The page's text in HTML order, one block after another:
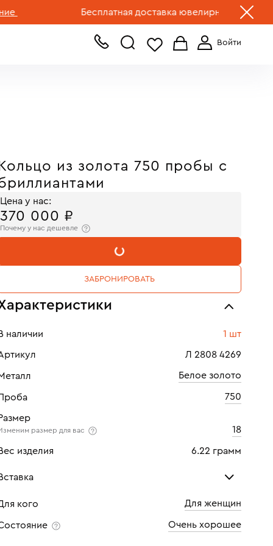
Бесплатная доставка ювелирных изделий по
+7 (499) 519-00-00
Кольцо из золота 750 пробы с
Цена у нас:
370 000 ₽
Почему у нас дешевле
В КОРЗИНУ
ЗАБРОНИРОВАТЬ
наличии 1 шт
Л 2808 4269
Белое золото
750
размер для вас 18
изделия 6.22 грамм
Бриллиант
Количество 1 шт
кого Для женщин
Очень хорошее